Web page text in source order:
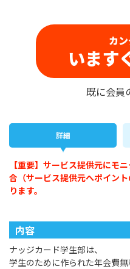
カ
います
既に会員
詳細
【重要】サービス提供元にモ
合（サービス提供元へポイン
ります。
内容
ナッジカード学生部は、
学生のために作られた年会費無